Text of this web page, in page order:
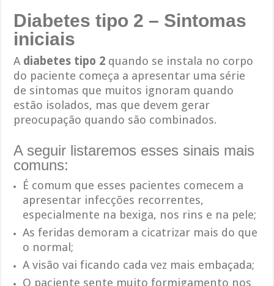
Diabetes tipo 2 – Sintomas
iniciais
A diabetes tipo 2 quando se instala no corpo
do paciente começa a apresentar uma série
de sintomas que muitos ignoram quando
estão isolados, mas que devem gerar
preocupação quando são combinados.
A seguir listaremos esses sinais mais
comuns:
É comum que esses pacientes comecem a
apresentar infecções recorrentes,
especialmente na bexiga, nos rins e na pele;
As feridas demoram a cicatrizar mais do que
o normal;
A visão vai ficando cada vez mais embaçada;
O paciente sente muito formigamento nos